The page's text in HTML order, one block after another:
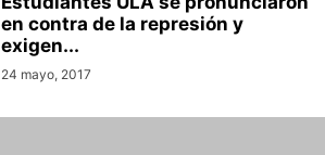
en contra de la represión y
exigen...
24 mayo, 2017